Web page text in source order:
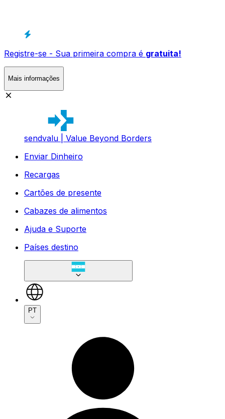
Registre-se - Sua primeira compra é gratuita!
Mais informações
sendvalu | Value Beyond Borders
Enviar Dinheiro
Recargas
Cartões de presente
Cabazes de alimentos
Ajuda e Suporte
Países destino
PT